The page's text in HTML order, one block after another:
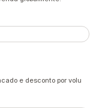
e desconto por volu